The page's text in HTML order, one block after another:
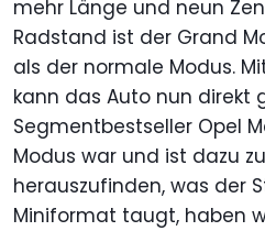
mehr Länge und neun
Radstand ist der Grand
als der normale Modus.
kann das Auto nun direkt
Segmentbestseller Opel
Modus war und ist dazu
herauszufinden, was der
Miniformat taugt, haben